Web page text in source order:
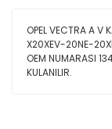
OPEL VECTRA A V
X20XEV-20NE-
OEM NUMARASI
KULANILIR.